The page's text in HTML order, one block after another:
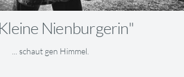
Nienburgerin"
... schaut gen Himmel.